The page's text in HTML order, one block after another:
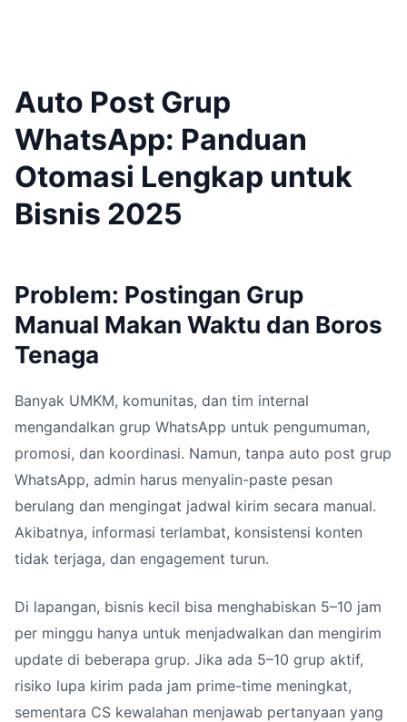
Auto Post Grup
WhatsApp: Panduan
Otomasi Lengkap untuk
Bisnis 2025
Problem: Postingan Grup
Manual Makan Waktu dan Boros
Tenaga
Banyak UMKM, komunitas, dan tim internal
mengandalkan grup WhatsApp untuk pengumuman,
promosi, dan koordinasi. Namun, tanpa auto post grup
WhatsApp, admin harus menyalin-paste pesan
berulang dan mengingat jadwal kirim secara manual.
Akibatnya, informasi terlambat, konsistensi konten
tidak terjaga, dan engagement turun.
Di lapangan, bisnis kecil bisa menghabiskan 5–10 jam
per minggu hanya untuk menjadwalkan dan mengirim
update di beberapa grup. Jika ada 5–10 grup aktif,
risiko lupa kirim pada jam prime-time meningkat,
sementara CS kewalahan menjawab pertanyaan yang